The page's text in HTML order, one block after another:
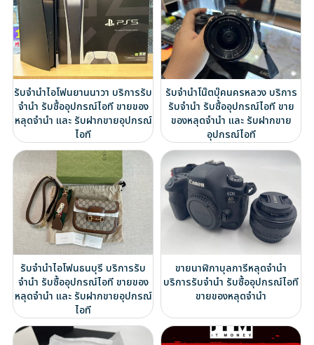
รับจำนำไอโฟนยานนาวา บริการรับ
จำนำ รับซื้ออุปกรณ์ไอที ขายของ
หลุดจำนำ และ รับฝากขายอุปกรณ์
ไอที
รับจำนำโน๊ตบุ๊คนครหลวง บริการ
รับจำนำ รับซื้ออุปกรณ์ไอที ขาย
ของหลุดจำนำ และ รับฝากขาย
อุปกรณ์ไอที
รับจำนำไอโฟนธนบุรี บริการรับ
จำนำ รับซื้ออุปกรณ์ไอที ขายของ
หลุดจำนำ และ รับฝากขายอุปกรณ์
ไอที
ขายนาฬิกาบุลการีหลุดจำนำ
บริการรับจำนำ รับซื้ออุปกรณ์ไอที
ขายของหลุดจำนำ